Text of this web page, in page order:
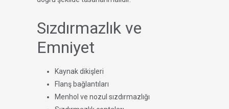
Sızdırmazlık ve
Emniyet
Kaynak dikişleri
Flanş bağlantıları
Menhol ve nozul sızdırmazlığı